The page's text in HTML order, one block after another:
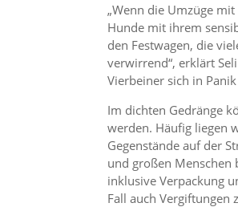
„Wenn die Umzüge
Hunde mit ihrem
den Festwagen, die
verwirrend“, erklärt
Vierbeiner sich in
Im dichten Gedränge
werden. Häufig liegen
Gegenstände auf der
und großen Menschen
inklusive Verpackung
Fall auch Vergiftungen